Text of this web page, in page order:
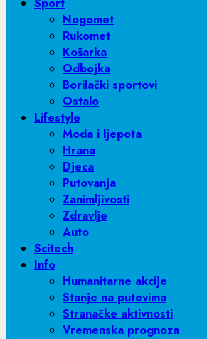
Nogomet
Rukomet
Košarka
Odbojka
Borilački sportovi
Ostalo
Lifestyle
Moda i ljepota
Hrana
Djeca
Putovanja
Zanimljivosti
Zdravlje
Auto
Scitech
Info
Humanitarne akcije
Stanje na putevima
Stranačke aktivnosti
Vremenska prognoza